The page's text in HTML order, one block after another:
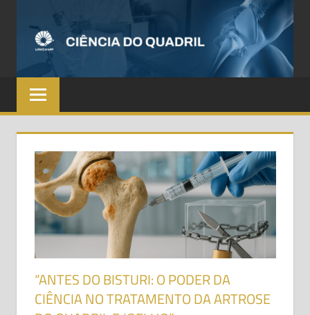
“ANTES DO BISTURI: O PODER DA
CIÊNCIA NO TRATAMENTO DA ARTROSE